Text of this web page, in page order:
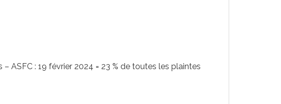
ASFC : 19 février 2024 = 23 % de toutes les plaintes